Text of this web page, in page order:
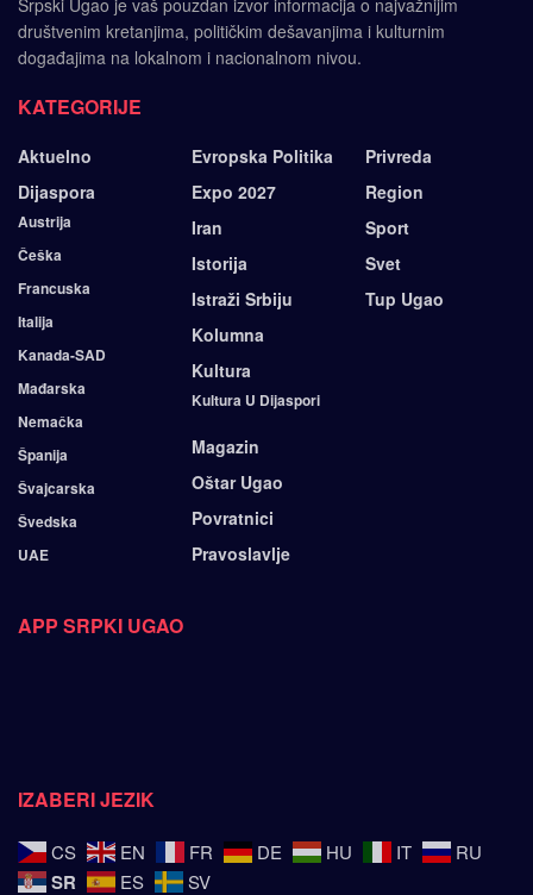
Srpski Ugao je vaš pouzdan izvor informacija o najvažnijim
društvenim kretanjima, političkim dešavanjima i kulturnim
događajima na lokalnom i nacionalnom nivou.
KATEGORIJE
Aktuelno
Dijaspora
Austrija
Češka
Francuska
Italija
Kanada-SAD
Mađarska
Nemačka
Španija
Švajcarska
Švedska
UAE
Evropska Politika
Expo 2027
Iran
Istorija
Istraži Srbiju
Kolumna
Kultura
Kultura U Dijaspori
Magazin
Oštar Ugao
Povratnici
Pravoslavlje
Privreda
Region
Sport
Svet
Tup Ugao
APP SRPKI UGAO
IZABERI JEZIK
CS EN FR DE HU IT RU
SR ES SV